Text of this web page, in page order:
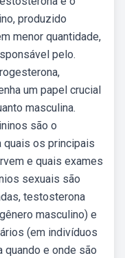
produzido
menor quantidade,
pelo.
um papel crucial
masculina.
são o
quais os principais
e quais exames
sexuais são
testosterona
masculino) e
(em indivíduos
quando e onde são